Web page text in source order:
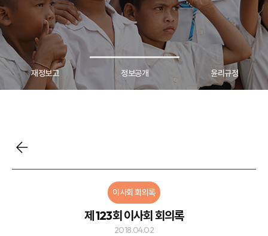
투명경영 재정보고 정보공개 윤리규정
이사회 회의록
제 123회 이사회 회의록
2018.04.02